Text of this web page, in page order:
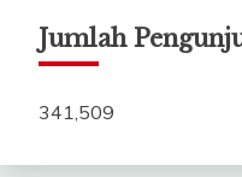
Jumlah
341,509